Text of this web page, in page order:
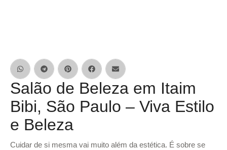
Salão de Beleza em Itaim
Bibi, São Paulo – Viva Estilo
e Beleza
Cuidar de si mesma vai muito além da estética. É sobre se